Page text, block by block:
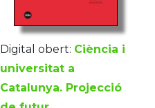
Digital obert: Ciència i
universitat a
Catalunya. Projecció